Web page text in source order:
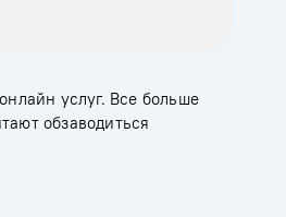
услуг. Все больше
обзаводиться